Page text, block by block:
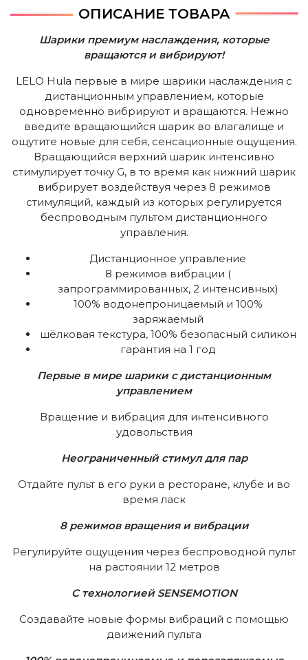
ОПИСАНИЕ ТОВАРА
Шарики премиум наслаждения, которые
вращаются и вибрируют!
LELO Hula первые в мире шарики наслаждения с
дистанционным управлением, которые
одновременно вибрируют и вращаются. Нежно
введите вращающийся шарик во влагалище и
ощутите новые для себя, сенсационные ощущения.
Вращающийся верхний шарик интенсивно
стимулирует точку G, в то время как нижний шарик
вибрирует воздействуя через 8 режимов
стимуляций, каждый из которых регулируется
беспроводным пультом дистанционного
управления.
Дистанционное управление
8 режимов вибрации (
запрограммированных, 2 интенсивных)
100% водонепроницаемый и 100%
заряжаемый
шёлковая текстура, 100% безопасный силикон
гарантия на 1 год
Первые в мире шарики с дистанционным
управлением
Вращение и вибрация для интенсивного
удовольствия
Неограниченный стимул для пар
Отдайте пульт в его руки в ресторане, клубе и во
время ласк
8 режимов вращения и вибрации
Регулируйте ощущения через беспроводной пульт
на растоянии 12 метров
С технологией SENSEMOTION
Создавайте новые формы вибраций с помощью
движений пульта